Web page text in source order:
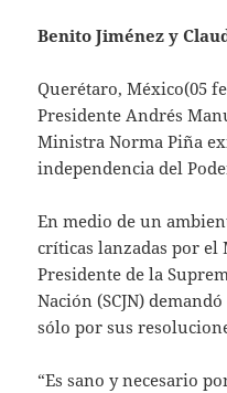
Benito Jiménez y
Querétaro, México(05
Presidente Andrés
Ministra Norma Piña
independencia del
En medio de un
críticas lanzadas por
Presidente de la
Nación (SCJN)
sólo por sus
“Es sano y necesario